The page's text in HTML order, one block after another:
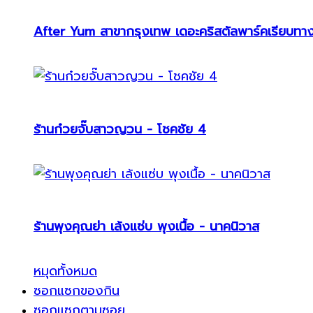
After Yum สาขากรุงเทพ เดอะคริสตัลพาร์คเรียบท
ร้านก๋วยจั๊บสาวญวน - โชคชัย 4
ร้านพุงคุณย่า เล้งแซ่บ พุงเนื้อ - นาคนิวาส
หมุดทั้งหมด
ซอกแซกของกิน